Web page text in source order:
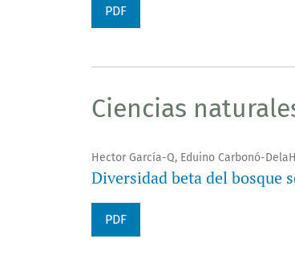
PDF
Ciencias
Hector García-Q, Eduino Carbonó-
Diversidad beta del bosque
PDF